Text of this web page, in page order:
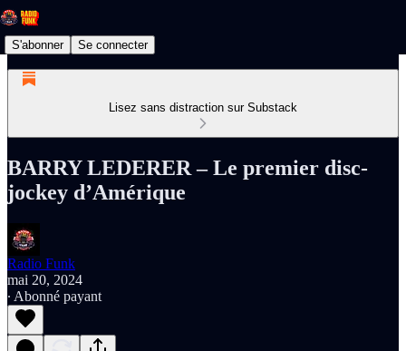
S'abonner Se connecter
Lisez sans distraction sur Substack
BARRY LEDERER – Le premier disc-
jockey d’Amérique
Radio Funk
mai 20, 2024
∙ Abonné payant